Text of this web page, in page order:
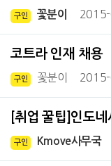
구인 꽃분이
코트라 인재 채용
구인 꽃분이
[취업 꿀팁]인도
구인 Kmove사무국